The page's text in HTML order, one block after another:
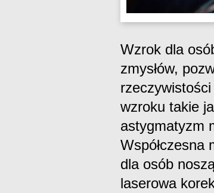
Wzrok dla
zmysłów,
wzroku takie
astygmatyzm
Współczesna
dla osób
laserowa